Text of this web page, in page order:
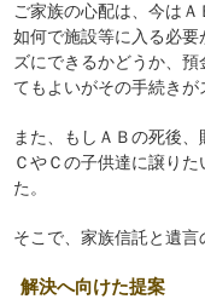
ご家族の心配は、今は
如何で施設等に入る必
ズにできるかどうか、
てもよいがその手続きが
また、もしＡＢの死後
ＣやＣの子供達に譲り
た。
そこで、家族信託と遺言
解決へ向けた提案